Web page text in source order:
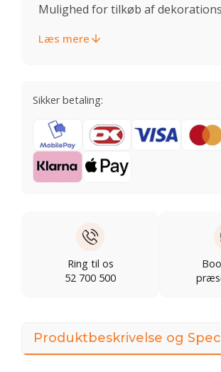
Mulighed for tilkøb af
Læs mere
Sikker betaling:
Ring til os
52 700 500
Produktbeskrivelse og